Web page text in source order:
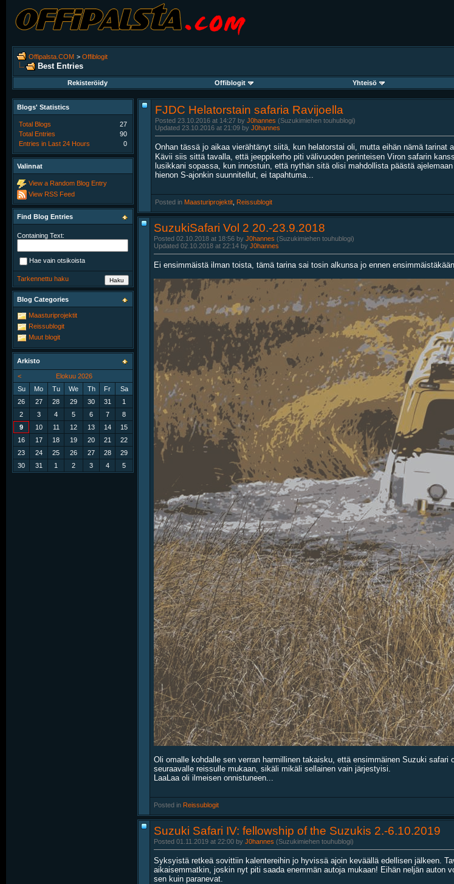
Offipalsta.COM > Offiblogit
Best Entries
Rekisteröidy
Offiblogit Yhteisö
FJDC Helatorstain safaria Ravijoella
Posted 23.10.2016 at 14:27 by J0hannes (Suzukimiehen touhublogi)
Updated 23.10.2016 at 21:09 by J0hannes
Onhan tässä jo aikaa vierähtänyt siitä, kun helatorstai oli, mutta eihän nämä tarinat
Kävii siis sittä tavalla, että jeeppikerho piti välivuoden perinteisen Viron safarin
lusikkani sopassa, kun innostuin, että nythän sitä olisi mahdollista päästä
hienon S-ajonkin suunnitellut, ei tapahtuma...
Posted in Maasturiprojektit Reissublogit
SuzukiSafari Vol 2 20.-23.9.2018
Posted 02.10.2018 at 18:56 by J0hannes (Suzukimiehen touhublogi)
Updated 02.10.2018 at 22:14 by J0hannes
Ei ensimmäistä ilman toista, tämä tarina sai tosin alkunsa jo ennen ensimmäistäkään
Oli omalle kohdalle sen verran harmillinen takaisku, että ensimmäinen Suzuki
seuraavalle reissulle mukaan, sikäli mikäli sellainen vain järjestyisi.
LaaLaa oli ilmeisen onnistuneen...
Posted in Reissublogit
Suzuki Safari IV: fellowship of the Suzukis 2.-6.10.2019
Posted 01.11.2019 at 22:00 by J0hannes (Suzukimiehen touhublogi)
Syksyistä retkeä sovittiin kalentereihin jo hyvissä ajoin keväällä edellisen jälkeen.
aikaisemmatkin, joskin nyt piti saada enemmän autoja mukaan! Eihän neljän
sen kuin paranevat.
Blogs' Statistics
Total Blogs
27
Total Entries
90
Entries in Last 24 Hours
0
Valinnat
View a Random Blog Entry
View RSS Feed
Find Blog Entries
Containing Text:
Hae vain otsikoista
Tarkennettu haku
Blog Categories
Maasturiprojektit
Reissublogit
Muut blogit
Arkisto
<
Elokuu 2026
Su
Mo Tu We Th Fr
Sa
26
27 28 29 30 31
1
2
3 4 5 6 7
8
9
10 11 12 13 14
15
16
17 18 19 20 21
22
23
24 25 26 27 28
29
30
31 1 2 3 4 5